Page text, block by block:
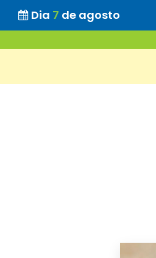
Dia 7 de agosto